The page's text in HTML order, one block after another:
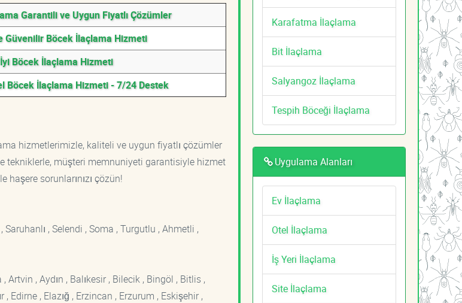
Garantili ve Uygun Fiyatlı Çözümler
Güvenilir Böcek İlaçlama Hizmeti
Böcek İlaçlama Hizmeti
Böcek İlaçlama Hizmeti - 7/24 Destek
hizmetlerimizle, kaliteli ve uygun fiyatlı çözümler
tekniklerle, müşteri memnuniyeti garantisiyle hizmet
haşere sorunlarınızı çözün!
, Selendi , Soma , Turgutlu , Ahmetli ,
, Aydın , Balıkesir , Bilecik , Bingöl , Bitlis ,
Edirne , Elazığ , Erzincan , Erzurum , Eskişehir ,
Karafatma İlaçlama
Bit İlaçlama
Salyangoz İlaçlama
Tespih Böceği İlaçlama
Uygulama Alanları
Ev İlaçlama
Otel İlaçlama
İş Yeri İlaçlama
Site İlaçlama